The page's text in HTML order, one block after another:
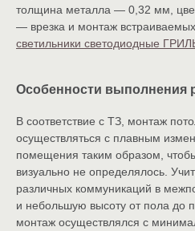
толщина металла — 0,32 мм,
— врезка и монтаж
светильники светодиодные
Особенности выполнения
В соответствие с ТЗ, монтаж
осуществляться с плавным
помещения таким образом,
визуально не определялось.
различных коммуникаций в
и небольшую высоту от пола до
монтаж осуществлялся с